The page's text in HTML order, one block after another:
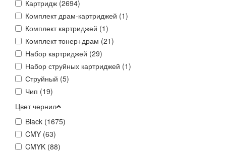
Картридж (2694)
Комплект драм-картриджей (1)
Комплект картриджей (1)
Комплект тонер+драм (21)
Набор картриджей (29)
Набор струйных картриджей (1)
Струйный (5)
Чип (19)
Цвет чернил
Black (1675)
CMY (63)
CMYK (88)